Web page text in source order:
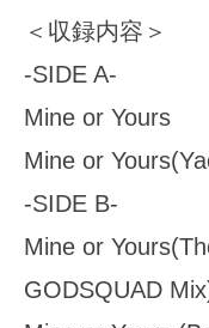
＜収録内容＞
-SIDE A-
Mine or Yours
Mine or
-SIDE B-
Mine or
GODSQUAD